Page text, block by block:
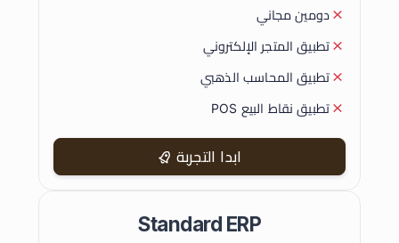
دومين مجاني
تطبيق المتجر الإلكتروني
تطبيق المحاسب الذهبي
تطبيق نقاط البيع POS
ابدا التجربة
Standard ERP